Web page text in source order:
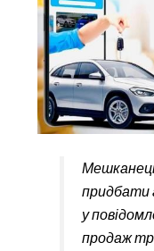
придбати
у
продаж